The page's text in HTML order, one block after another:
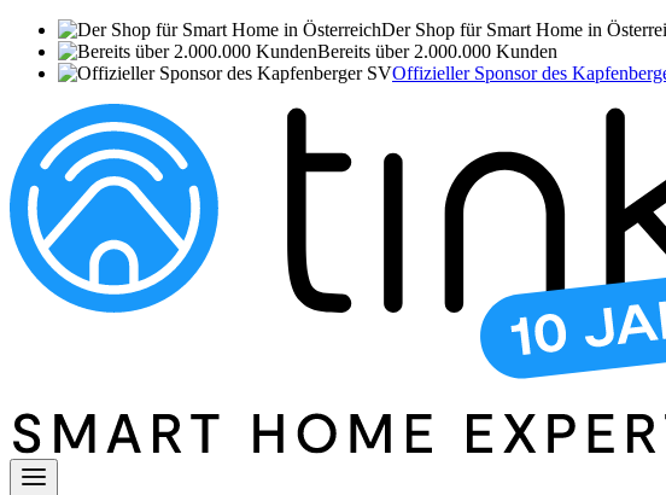
Der Shop für Smart Home in
Bereits über 2.000.000 Kunden
Offizieller Sponsor des